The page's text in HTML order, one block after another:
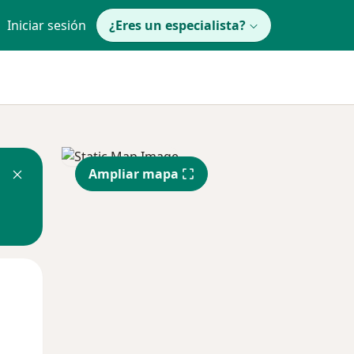
Iniciar sesión ¿Eres un especialista?
Ampliar mapa